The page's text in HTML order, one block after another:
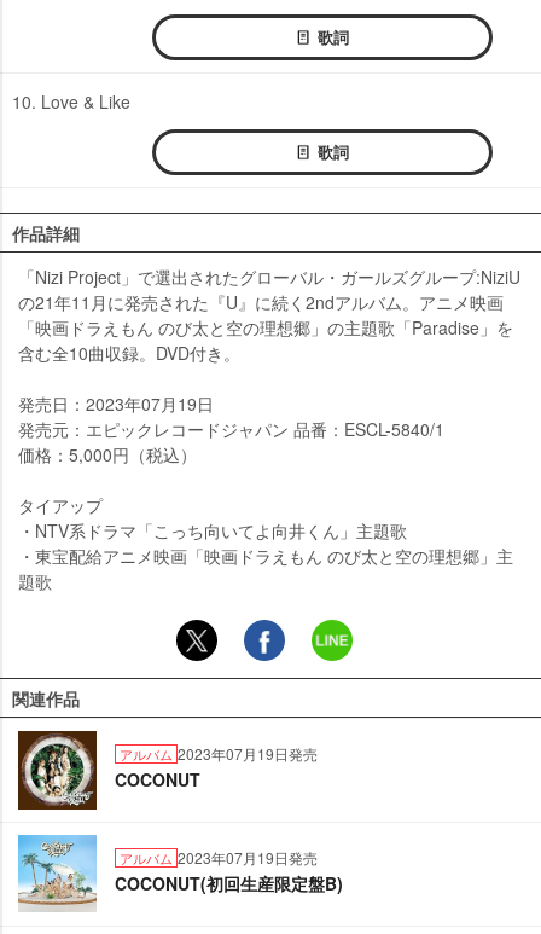
歌詞
10. Love & Like
歌詞
作品詳細
「Nizi Project」で選出されたグローバル・ガールズグループ:NiziU
の21年11月に発売された『U』に続く2ndアルバム。アニメ映画
「映画ドラえもん のび太と空の理想郷」の主題歌「Paradise」を
含む全10曲収録。DVD付き。
発売日：2023年07月19日
発売元：エピックレコードジャパン 品番：ESCL-5840/1
価格：5,000円（税込）
タイアップ
・NTV系ドラマ「こっち向いてよ向井くん」主題歌
・東宝配給アニメ映画「映画ドラえもん のび太と空の理想郷」主
題歌
関連作品
アルバム 2023年07月19日発売
COCONUT
アルバム 2023年07月19日発売
COCONUT(初回生産限定盤B)